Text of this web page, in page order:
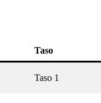
Taso
Taso 1